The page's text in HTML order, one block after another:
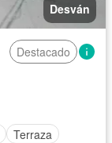
Desván
Destacado
Terraza